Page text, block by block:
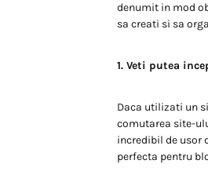
denumit in mod
sa creati si sa
1. Veti putea
Daca utilizati un
comutarea site-
incredibil de usor
perfecta pentru